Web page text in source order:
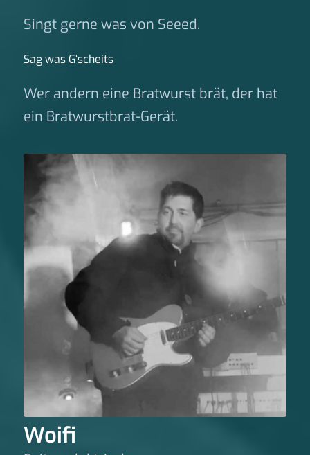
Singt gerne was von Seeed.
Sag was G‘scheits
Wer andern eine Bratwurst brät, der hat
ein Bratwurstbrat-Gerät.
Woifi